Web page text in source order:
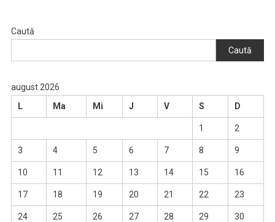
Caută
Caută
august 2026
L
Ma Mi J V S D
1 2
3 4 5 6 7 8 9
10 11 12 13 14 15 16
17 18 19 20 21 22 23
24 25 26 27 28 29 30